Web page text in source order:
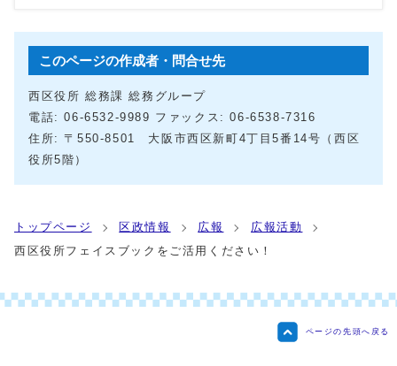
このページの作成者・問合せ先
西区役所 総務課 総務グループ
電話: 06-6532-9989 ファックス: 06-6538-7316
住所: 〒550-8501 大阪市西区新町4丁目5番14号（西区
役所5階）
トップページ 区政情報 広報
広報活動
西区役所フェイスブックをご活用ください！
ページの先頭へ戻る